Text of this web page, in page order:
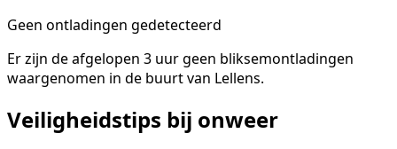
Geen ontladingen gedetecteerd
Er zijn de afgelopen 3 uur geen bliksemontladingen
waargenomen in de buurt van Lellens.
Veiligheidstips bij onweer